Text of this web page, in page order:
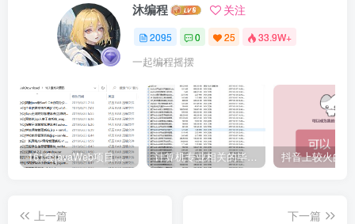
沐编程 关注
2095 0 25 33.9W+
一起编程摇摆
161套javaWeb项目源码免费分享 计算机专业相关的毕业设计论文合集免费下载
上一篇
下一篇